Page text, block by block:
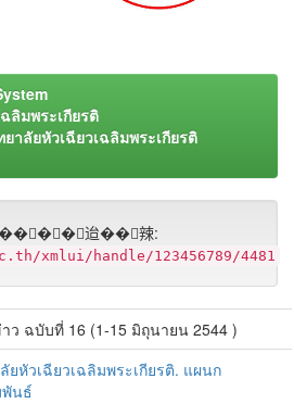
ลิมพระเกียรติ
าลัยหัวเฉียวเฉลิมพระเกียรติ
迨��辣:
xmlui/handle/123456789/4481
ว ฉบับที่ 16 (1-15 มิถุนายน 2544 )
ยหัวเฉียวเฉลิมพระเกียรติ. แผนก
นธ์